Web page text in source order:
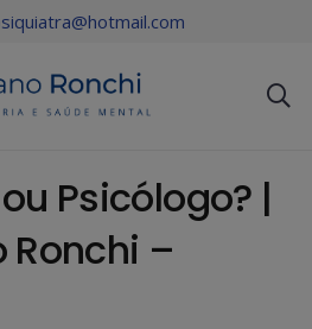
Psicólogo? |
Ronchi –